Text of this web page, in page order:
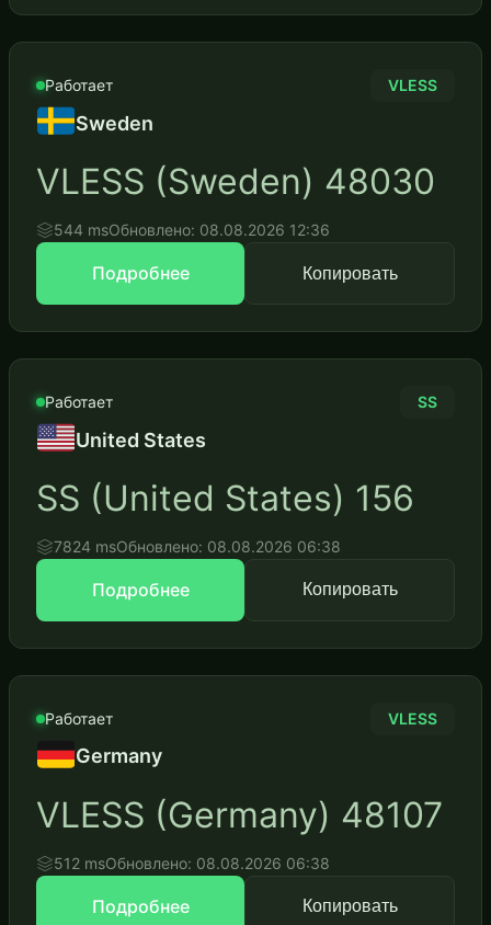
Работает VLESS
Sweden
VLESS (Sweden) 48030
544 msОбновлено: 08.08.2026 12:36
Подробнее Копировать
Работает SS
United States
SS (United States) 156
7824 msОбновлено: 08.08.2026 06:38
Подробнее Копировать
Работает VLESS
Germany
VLESS (Germany) 48107
512 msОбновлено: 08.08.2026 06:38
Подробнее Копировать